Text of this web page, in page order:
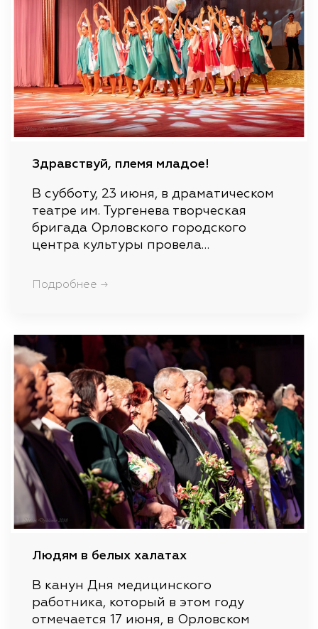
Здравствуй, племя младое!
В субботу, 23 июня, в драматическом
театре им. Тургенева творческая
бригада Орловского городского
центра культуры провела…
Подробнее →
Людям в белых халатах
В канун Дня медицинского
работника, который в этом году
отмечается 17 июня, в Орловском